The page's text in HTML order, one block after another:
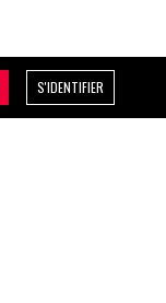
S'IDENTIFIER